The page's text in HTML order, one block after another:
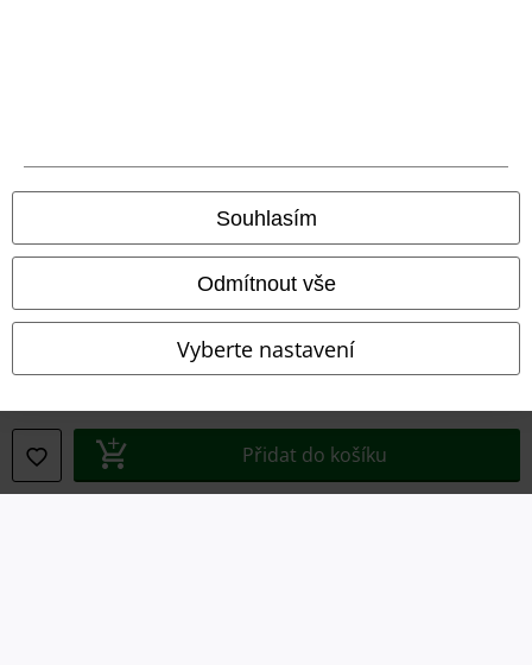
Souhlasím
Odmítnout vše
Vyberte nastavení
Přidat do košíku
Ochrana osobních údajů
Likvidace odpadu a ochrana životního prostředí
Informace o přístupnosti
Nastavení souborů cookie
Odstoupení od smlouvy